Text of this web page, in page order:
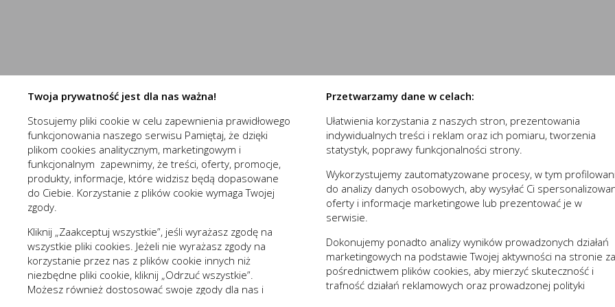
Twoja prywatność jest dla nas ważna!
Stosujemy pliki cookie w celu zapewnienia prawidłowego
funkcjonowania naszego serwisu Pamiętaj, że dzięki
plikom cookies analitycznym, marketingowym i
funkcjonalnym zapewnimy, że treści, oferty, promocje,
produkty, informacje, które widzisz będą dopasowane
do Ciebie. Korzystanie z plików cookie wymaga Twojej
zgody.
Kliknij „Zaakceptuj wszystkie”, jeśli wyrażasz zgodę na
wszystkie pliki cookies. Jeżeli nie wyrażasz zgody na
korzystanie przez nas z plików cookie innych niż
niezbędne pliki cookie, kliknij „Odrzuć wszystkie”.
Możesz również dostosować swoje zgody dla nas i
Przetwarzamy dane w celach:
Ułatwienia korzystania z naszych stron, prezentowania
indywidualnych treści i reklam oraz ich pomiaru, tworzenia
statystyk, poprawy funkcjonalności strony.
Wykorzystujemy zautomatyzowane procesy, w tym
do analizy danych osobowych, aby wysyłać Ci
oferty i informacje marketingowe lub prezentować je w
serwisie.
Dokonujemy ponadto analizy wyników prowadzonych działań
marketingowych na podstawie Twojej aktywności na stronie za
pośrednictwem plików cookies, aby mierzyć skuteczność i
trafność działań reklamowych oraz prowadzonej polityki
formularzy. Dzięki plikom cookies strona, z której korzystasz, może działać bez zakłóceń.
nowaelektropl_cookie_consent(1st‑party)
nowaelektropl_session(1st‑party)
Funkcjonalne i personalizacyjne
Tego typu pliki cookies umożliwiają stronie internetowej zapamiętanie wprowadzonych przez Ciebie ustawień
prezentowanych treści.
Dzięki tym plikom cookies możemy zapewnić Ci większy komfort korzystania z funkcjonalności naszej strony
preferencji. Wyrażenie zgody na funkcjonalne i personalizacyjne pliki cookies gwarantuje dostępność większej
Więcej
Analityczne (3)
Analityczne pliki cookies pomagają nam rozwijać się i dostosowywać do Twoich potrzeb.
Cookies analityczne pozwalają na uzyskanie informacji w zakresie wykorzystywania witryny internetowej, miejsca
ZAPISZ WYBRANE
NIE ZGADZAM SIĘ
ZAAKCEPTUJ WSZYSTKIE
Anuluj
Stosowane są, co do zasady, dwa rodzaje plików „cookies” – „sesyjne” oraz „stałe”. Pierwsze z nich są plikami
wylogowania ze strony internetowej lub wyłączenia oprogramowania (przeglądarki internetowej). „Stałe” pliki pozostają na
plików „cookies” albo do momentu ich ręcznego usunięcia przez użytkownika.
Pliki „cookies” wykorzystywane przez partnerów operatora strony internetowej, w tym w szczególności użytkowników
Wyróżnić można szczegółowy podział cookies, ze względu na:
A. Rodzaje cookies ze względu na niezbędność do realizacji usługi
Rodzaj Opis
Niezbędne Są absolutnie niezbędne do prawidłowego funkcjonowania witryny lub
Funkcjonalne
Są ważne dla działania serwisu: